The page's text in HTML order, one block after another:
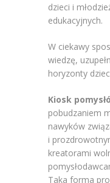
dzieci i
edukacyjnych.
W ciekawy
wiedzę,
horyzonty
Kiosk
pobudzaniem
nawyków
i
kreatorami
Taka forma